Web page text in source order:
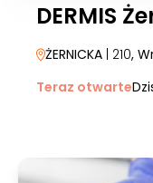
DERMIS
ŻERNICKA | 210,
Teraz otwarte